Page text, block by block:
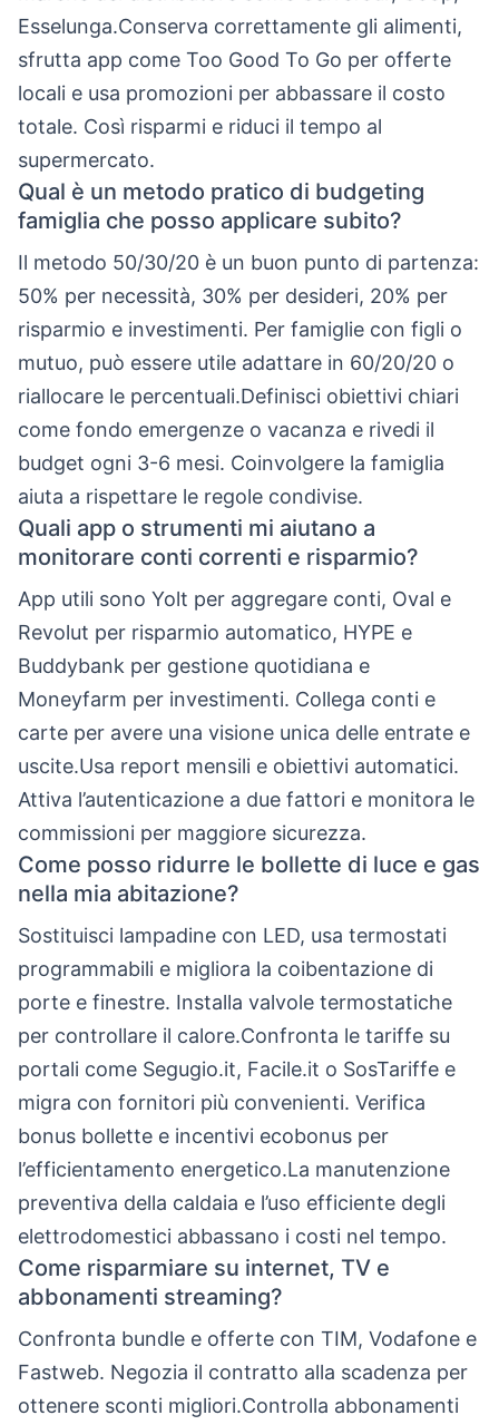
Esselunga.Conserva correttamente gli alimenti,
sfrutta app come Too Good To Go per offerte
locali e usa promozioni per abbassare il costo
totale. Così risparmi e riduci il tempo al
supermercato.
Qual è un metodo pratico di budgeting
famiglia che posso applicare subito?
Il metodo 50/30/20 è un buon punto di partenza:
50% per necessità, 30% per desideri, 20% per
risparmio e investimenti. Per famiglie con figli o
mutuo, può essere utile adattare in 60/20/20 o
riallocare le percentuali.Definisci obiettivi chiari
come fondo emergenze o vacanza e rivedi il
budget ogni 3-6 mesi. Coinvolgere la famiglia
aiuta a rispettare le regole condivise.
Quali app o strumenti mi aiutano a
monitorare conti correnti e risparmio?
App utili sono Yolt per aggregare conti, Oval e
Revolut per risparmio automatico, HYPE e
Buddybank per gestione quotidiana e
Moneyfarm per investimenti. Collega conti e
carte per avere una visione unica delle entrate e
uscite.Usa report mensili e obiettivi automatici.
Attiva l’autenticazione a due fattori e monitora le
commissioni per maggiore sicurezza.
Come posso ridurre le bollette di luce e gas
nella mia abitazione?
Sostituisci lampadine con LED, usa termostati
programmabili e migliora la coibentazione di
porte e finestre. Installa valvole termostatiche
per controllare il calore.Confronta le tariffe su
portali come Segugio.it, Facile.it o SosTariffe e
migra con fornitori più convenienti. Verifica
bonus bollette e incentivi ecobonus per
l’efficientamento energetico.La manutenzione
preventiva della caldaia e l’uso efficiente degli
elettrodomestici abbassano i costi nel tempo.
Come risparmiare su internet, TV e
abbonamenti streaming?
Confronta bundle e offerte con TIM, Vodafone e
Fastweb. Negozia il contratto alla scadenza per
ottenere sconti migliori.Controlla abbonamenti